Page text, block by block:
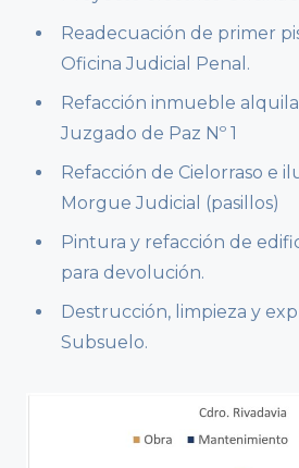
Readecuación de primer
Oficina Judicial Penal.
Refacción inmueble
Juzgado de Paz Nº 1
Refacción de Cielorraso e
Morgue Judicial (pasillos)
Pintura y refacción de
para devolución.
Destrucción, limpieza y
Subsuelo.